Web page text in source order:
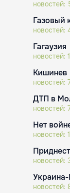
новостей:
Газовый
новостей:
Гагаузия
новостей:
Кишинев
новостей:
ДТП в
новостей:
Нет
новостей:
новостей:
новостей: